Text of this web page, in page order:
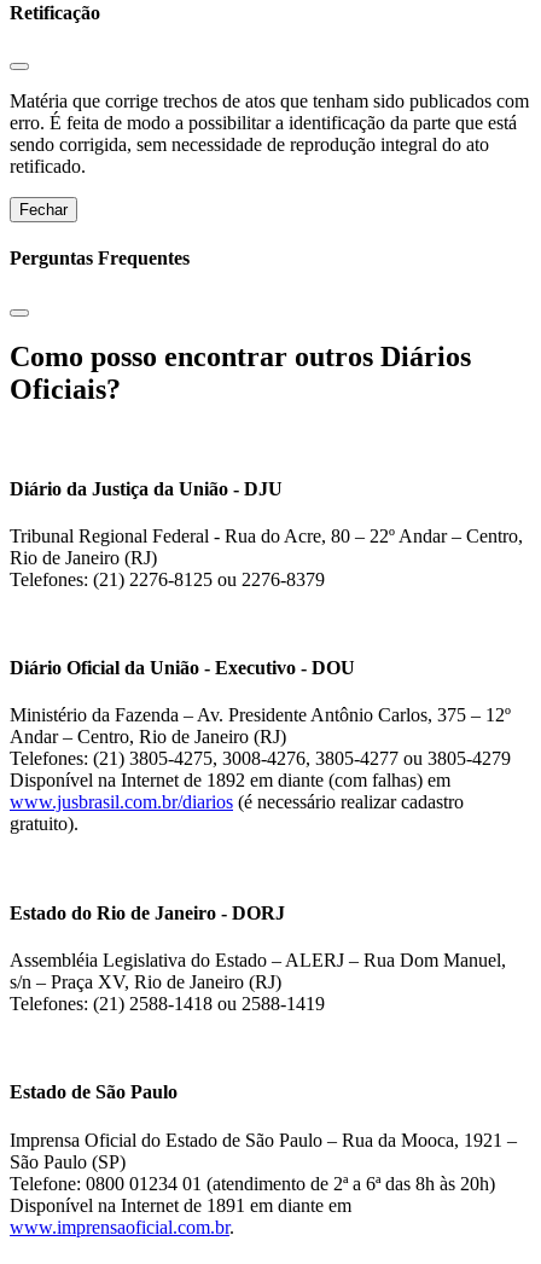
Retificação
Matéria que corrige trechos de atos que tenham sido publicados com
erro. É feita de modo a possibilitar a identificação da parte que está
sendo corrigida, sem necessidade de reprodução integral do ato
retificado.
Fechar
Perguntas Frequentes
Como posso encontrar outros Diários
Oficiais?
Diário da Justiça da União - DJU
Tribunal Regional Federal - Rua do Acre, 80 – 22º Andar – Centro,
Rio de Janeiro (RJ)
Telefones: (21) 2276-8125 ou 2276-8379
Diário Oficial da União - Executivo - DOU
Ministério da Fazenda – Av. Presidente Antônio Carlos, 375 – 12º
Andar – Centro, Rio de Janeiro (RJ)
Telefones: (21) 3805-4275, 3008-4276, 3805-4277 ou 3805-4279
Disponível na Internet de 1892 em diante (com falhas) em
www.jusbrasil.com.br/diarios (é necessário realizar cadastro
gratuito).
Estado do Rio de Janeiro - DORJ
Assembléia Legislativa do Estado – ALERJ – Rua Dom Manuel,
s/n – Praça XV, Rio de Janeiro (RJ)
Telefones: (21) 2588-1418 ou 2588-1419
Estado de São Paulo
Imprensa Oficial do Estado de São Paulo – Rua da Mooca, 1921 –
São Paulo (SP)
Telefone: 0800 01234 01 (atendimento de 2ª a 6ª das 8h às 20h)
Disponível na Internet de 1891 em diante em
www.imprensaoficial.com.br.